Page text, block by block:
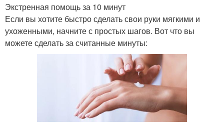
Экстренная помощь за 10 минут
Если вы хотите быстро сделать свои руки мягкими и
ухоженными, начните с простых шагов. Вот что вы
можете сделать за считанные минуты: